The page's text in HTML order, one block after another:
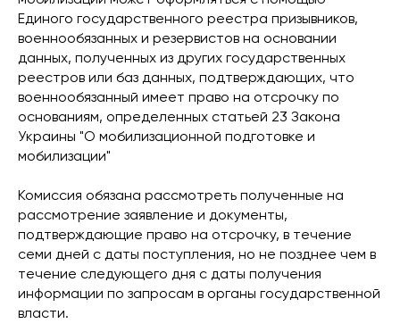
Единого государственного реестра призывников,
военнообязанных и резервистов на основании
данных, полученных из других государственных
реестров или баз данных, подтверждающих, что
военнообязанный имеет право на отсрочку по
основаниям, определенных статьей 23 Закона
Украины "О мобилизационной подготовке и
мобилизации"
Комиссия обязана рассмотреть полученные на
рассмотрение заявление и документы,
подтверждающие право на отсрочку, в течение
семи дней с даты поступления, но не позднее чем в
течение следующего дня с даты получения
информации по запросам в органы государственной
власти.